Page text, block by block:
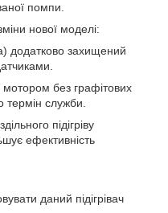
помпи.
нової моделі:
додатково захищений
без графітових
термін служби.
підігріву
ефективність
даний підігрівач